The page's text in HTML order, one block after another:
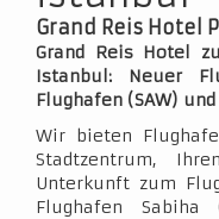
Grand Reis Hotel
Grand Reis Hotel
Istanbul: Neuer
Flughafen (SAW)
Wir bieten
Stadtzentrum,
Unterkunft zum
Flughafen